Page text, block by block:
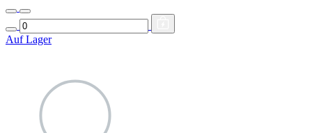
Auf Lager